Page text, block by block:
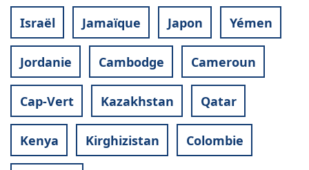
Israël Jamaïque Japon Yémen
Jordanie Cambodge Cameroun
Cap-Vert Kazakhstan Qatar
Kenya Kirghizistan Colombie